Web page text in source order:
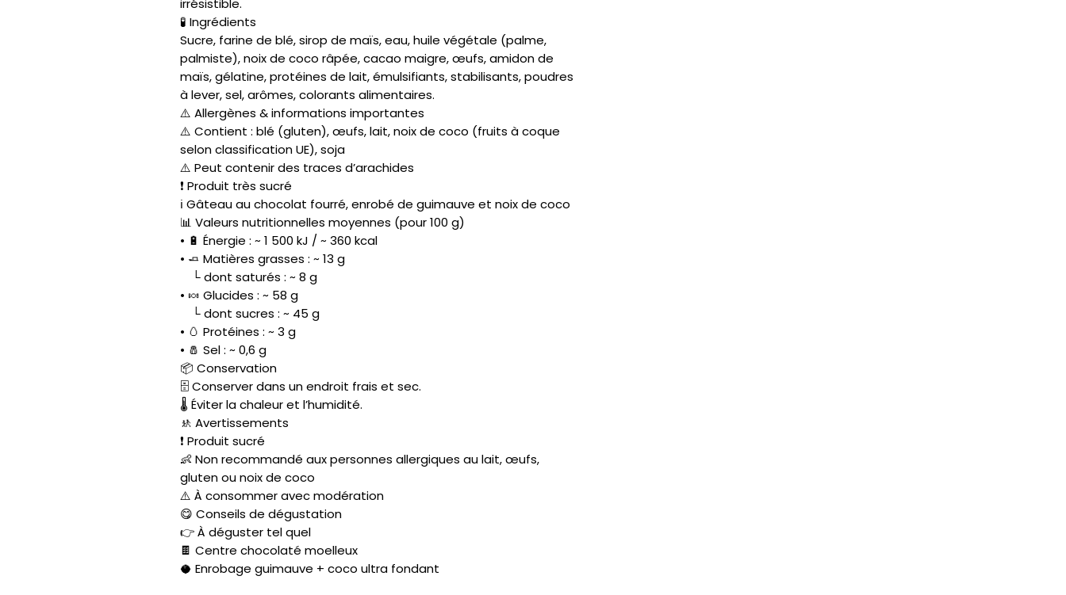
irrésistible.
🧪 Ingrédients
Sucre, farine de blé, sirop de maïs, eau, huile végétale (palme,
palmiste), noix de coco râpée, cacao maigre, œufs, amidon de
maïs, gélatine, protéines de lait, émulsifiants, stabilisants, poudres
à lever, sel, arômes, colorants alimentaires.
⚠️ Allergènes & informations importantes
⚠️ Contient : blé (gluten), œufs, lait, noix de coco (fruits à coque
selon classification UE), soja
⚠️ Peut contenir des traces d’arachides
❗ Produit très sucré
ℹ️ Gâteau au chocolat fourré, enrobé de guimauve et noix de coco
📊 Valeurs nutritionnelles moyennes (pour 100 g)
• 🔋 Énergie : ~ 1 500 kJ / ~ 360 kcal
• 🧈 Matières grasses : ~ 13 g
└ dont saturés : ~ 8 g
• 🍬 Glucides : ~ 58 g
└ dont sucres : ~ 45 g
• 🥚 Protéines : ~ 3 g
• 🧂 Sel : ~ 0,6 g
📦 Conservation
🗄️ Conserver dans un endroit frais et sec.
🌡️ Éviter la chaleur et l’humidité.
🚸 Avertissements
❗ Produit sucré
👶 Non recommandé aux personnes allergiques au lait, œufs,
gluten ou noix de coco
⚠️ À consommer avec modération
😋 Conseils de dégustation
👉 À déguster tel quel
🍫 Centre chocolaté moelleux
🥥 Enrobage guimauve + coco ultra fondant